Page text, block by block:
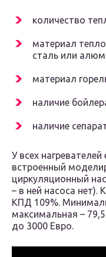
количество
материал
сталь или
материал
наличие
наличие
У всех
встроенный
циркуляционный
– в ней насоса
КПД 109%.
максимальная –
до 3000 Евро.